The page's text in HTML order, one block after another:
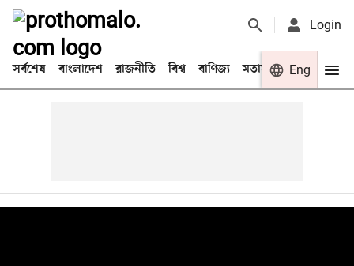
Login
সর্বশেষ বাংলাদেশ রাজনীতি বিশ্ব বাণিজ্য মতামত খেলা
Eng